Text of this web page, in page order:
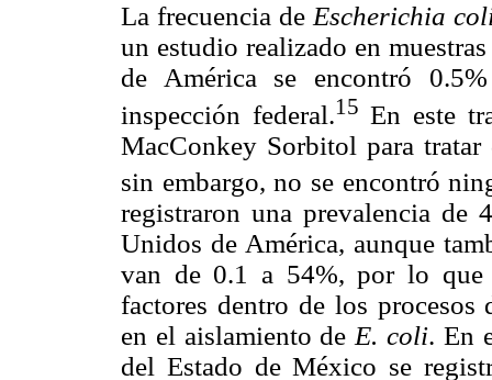
La frecuencia de Escherichia
un estudio realizado en
de América se encontró
inspección federal.15 En este
MacConkey Sorbitol para
sin embargo, no se encontró
registraron una prevalencia de
Unidos de América, aunque
van de 0.1 a 54%, por lo que
factores dentro de los
en el aislamiento de E. coli. En
del Estado de México se